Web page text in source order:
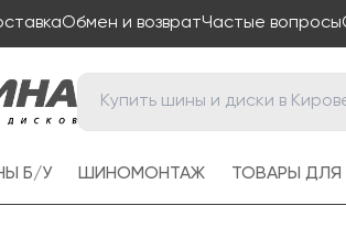
Обмен и возвратЧастые вопросы
Б/У ШИНОМОНТАЖ ТОВАРЫ ДЛЯ